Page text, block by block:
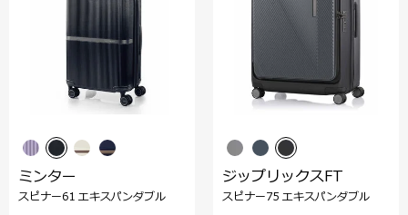
ミンター
スピナー61 エキスパンダブル
ジップリックスFT
スピナー75 エキスパンダブル